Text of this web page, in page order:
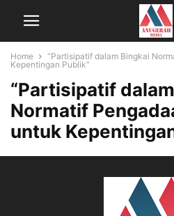
Home
“Partisipatif dalam Bingkai
Kepentingan Publik”
“Partisipatif
Normatif
untuk